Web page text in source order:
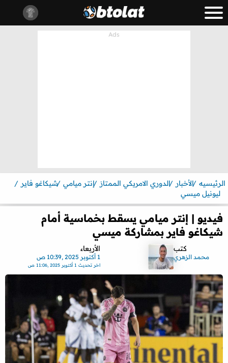
الرئيسيه الأخبار الدوري الامريكي الممتاز إنتر ميامي شيكاغو فاير
ليونيل ميسي
فيديو | إنتر ميامي يسقط بخماسية أمام
شيكاغو فاير بمشاركة ميسي
كتب
محمد الزهري
الأربعاء
1 أكتوبر 2025 ,10:39 ص
اخر تحديث 1 أكتوبر 2025 ,11:06 ص